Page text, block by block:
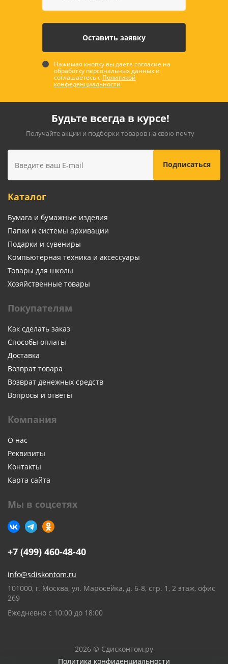
Нажимая кнопку вы даете согласие на
обработку персональных данных и
соглашаетесь с Политикой
конфеденциальности
Будьте всегда в курсе!
Получайте акции и подборки товаров на свою почту
Каталог
Бумага и бумажные изделия
Папки и системы архивации
Подарки и сувениры
Компьютерная техника и аксессуары
Товары для школы
Хозяйственные товары
Покупателям
Как сделать заказ
Способы оплаты
Доставка
Возврат товара
Возврат денежных средств
Вопросы и ответы
Компания
О нас
Реквизиты
Контакты
Карта сайта
Мы в соцсетях
+7 (499) 460-48-40
info@sdiskontom.ru
101000, г. Москва, ул. Маросейка, д. 6-8, стр. 1, 2 этаж, офис
269
Ежедневно с 10:00 до 18:00
2026 © Сдисконтом.ру
Политика конфиденциальности